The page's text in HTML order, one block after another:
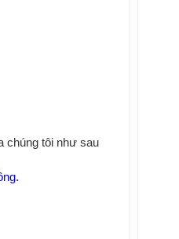
chúng tôi như sau